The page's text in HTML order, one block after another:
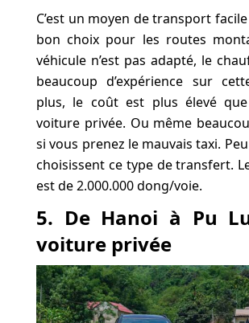
C’est un moyen de transport
bon choix pour les routes
véhicule n’est pas adapté, le
beaucoup d’expérience sur
plus, le coût est plus élevé que
voiture privée. Ou même
si vous prenez le mauvais taxi.
choisissent ce type de transfert.
est de 2.000.000 dong/voie.
5. De Hanoi à Pu
voiture privée